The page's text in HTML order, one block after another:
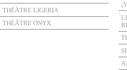
THÉÂTRE LIGERIA
THÉÂTRE ONYX